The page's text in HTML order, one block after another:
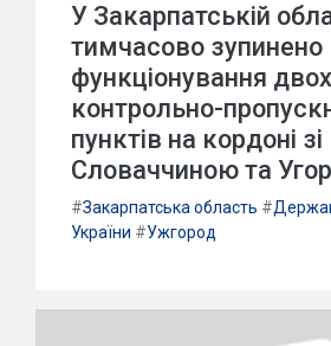
У Закарпатській
тимчасово зупинено
функціонування двох
контрольно-
пунктів на кордоні зі
Словаччиною та
#Закарпатська область #
України #Ужгород